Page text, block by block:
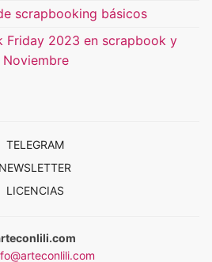
scrapbooking básicos
Friday 2023 en scrapbook y
TELEGRAM
NEWSLETTER
LICENCIAS